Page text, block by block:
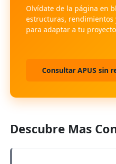
Olvídate de la página en
estructuras, rendimientos
para adaptar a tu
Consultar APUS sin
Descubre Mas